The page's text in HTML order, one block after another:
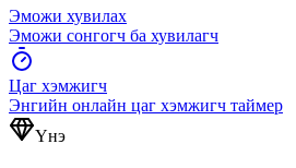
Эможи хувилах
Эможи сонгогч ба хувилагч
Цаг хэмжигч
Энгийн онлайн цаг хэмжигч таймер
Үнэ